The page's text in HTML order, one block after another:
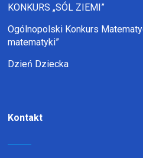
KONKURS „SÓL ZIEMI”
Ogólnopolski Konkurs
matematyki”
Dzień Dziecka
Kontakt